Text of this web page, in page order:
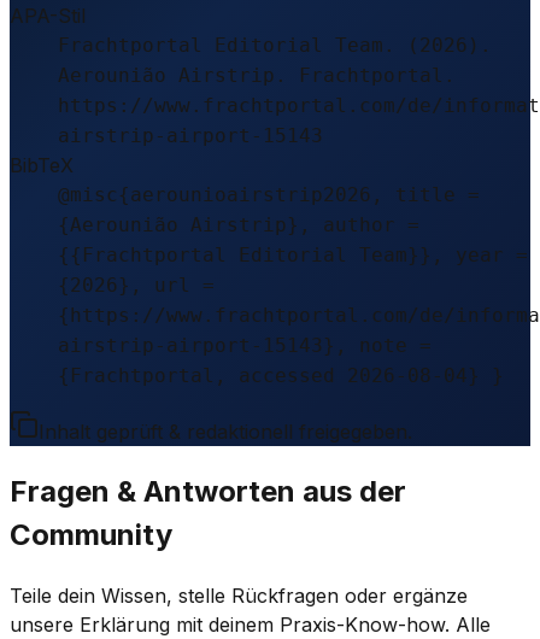
APA-Stil
Frachtportal Editorial Team. (2026).
Aerounião Airstrip. Frachtportal.
https://www.frachtportal.com/de/
airstrip-airport-15143
BibTeX
@misc{aerounioairstrip2026, title =
{Aerounião Airstrip}, author =
{{Frachtportal Editorial Team}}, year =
{2026}, url =
{https://www.frachtportal.com/de/
airstrip-airport-15143}, note =
{Frachtportal, accessed 2026-08-04} }
Inhalt geprüft & redaktionell freigegeben.
Fragen & Antworten aus der
Community
Teile dein Wissen, stelle Rückfragen oder ergänze
unsere Erklärung mit deinem Praxis-Know-how. Alle